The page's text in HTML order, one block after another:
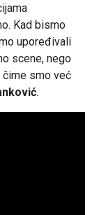
Kad bismo
upoređivali
scene, nego
smo već
.